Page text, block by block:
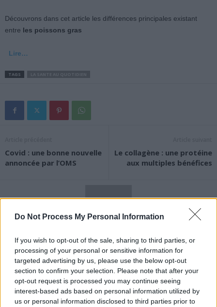
Do Not Process My Personal Information
If you wish to opt-out of the sale, sharing to third parties, or
processing of your personal or sensitive information for
targeted advertising by us, please use the below opt-out
section to confirm your selection. Please note that after your
opt-out request is processed you may continue seeing
interest-based ads based on personal information utilized by
us or personal information disclosed to third parties prior to
Découvrons dans cet article les différences principales existant
entre les poissons gras
Lire…
TAGS
Covid : une bonne nouvelle
annoncée par l’OMS
Le collagène : une protéine
aux multiples bénéfices
News Santé
https://news-sante.fr
ARTICLES CONNEXES PLUS DE L'AUTEUR